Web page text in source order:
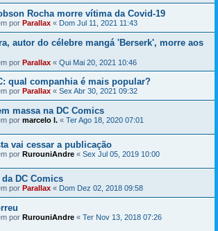
Rocha morre vítima da Covid-19
por Parallax « Dom Jul 11, 2021 11:43
autor do célebre mangá 'Berserk', morre aos
por Parallax « Qui Mai 20, 2021 10:46
qual companhia é mais popular?
por Parallax « Sex Abr 30, 2021 09:32
massa na DC Comics
por marcelo l. « Ter Ago 18, 2020 07:01
vai cessar a publicação
por RurouniAndre « Sex Jul 05, 2019 10:00
DC Comics
por Parallax « Dom Dez 02, 2018 09:58
por RurouniAndre « Ter Nov 13, 2018 07:26